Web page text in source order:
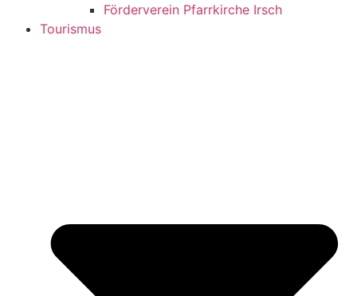
Förderverein Pfarrkirche Irsch
Tourismus